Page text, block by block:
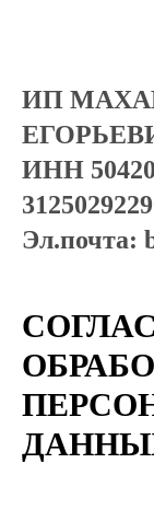
ИП
ИНН
Эл.почта: